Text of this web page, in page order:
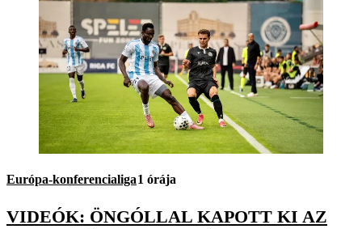
Európa-konferencialiga1 órája
VIDEÓK: ÖNGÓLLAL KAPOTT KI AZ